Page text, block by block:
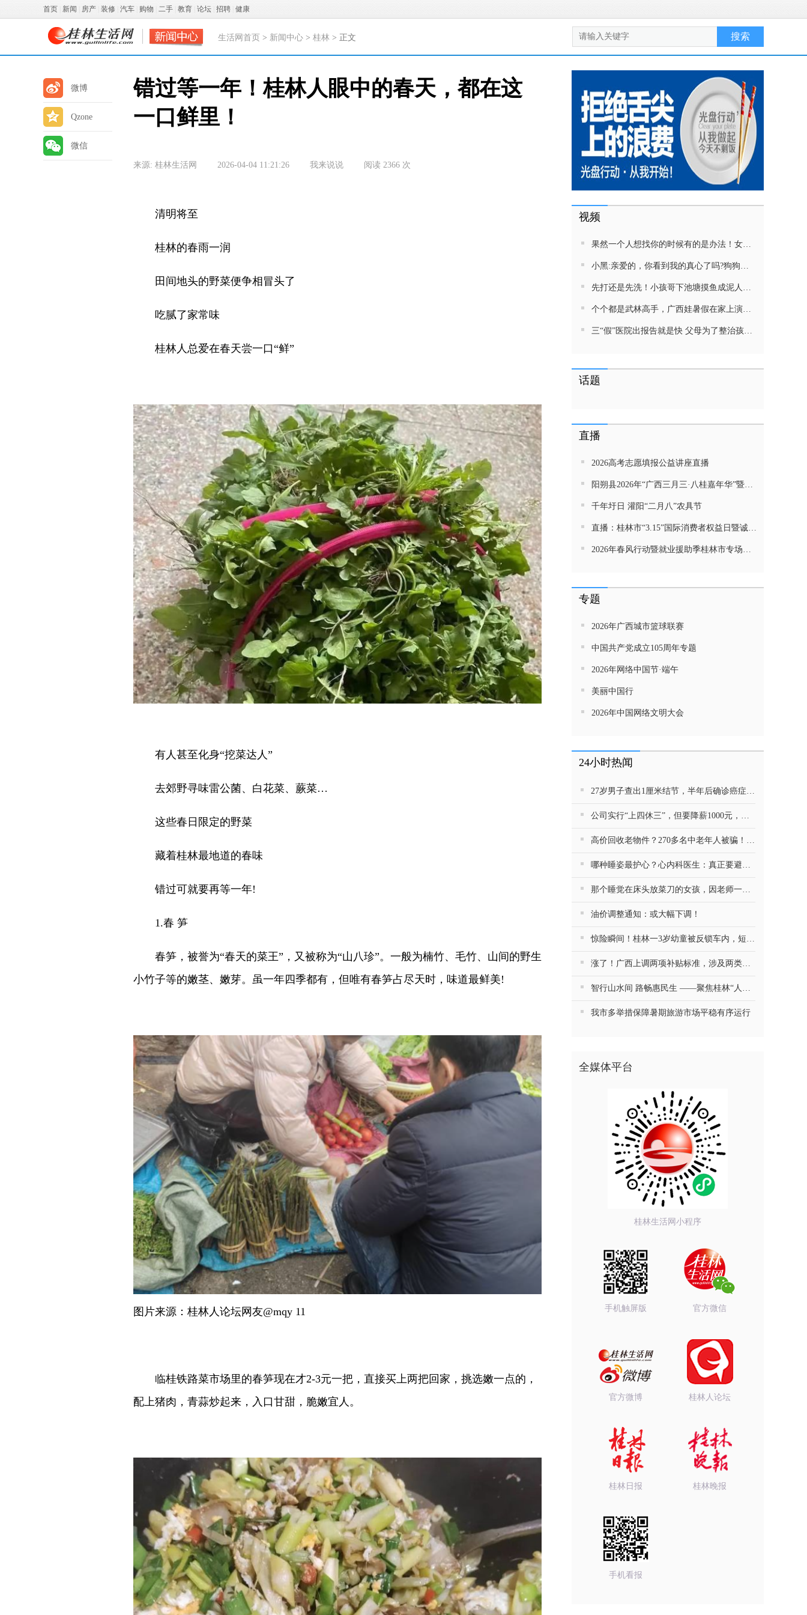
首页 新闻 房产 装修 汽车 购物 二手 教育 论坛 招聘 健康
生活网首页 > 新闻中心 > 桂林 > 正文
微博
Qzone
微信
错过等一年！桂林人眼中的春天，都在这
一口鲜里！
来源: 桂林生活网 2026-04-04 11:21:26 我来说说 阅读 2366 次
清明将至
桂林的春雨一润
田间地头的野菜便争相冒头了
吃腻了家常味
桂林人总爱在春天尝一口“鲜”
有人甚至化身“挖菜达人”
去郊野寻味雷公菌、白花菜、蕨菜…
这些春日限定的野菜
藏着桂林最地道的春味
错过可就要再等一年!
1.春 笋
春笋，被誉为“春天的菜王”，又被称为“山八珍”。一般为楠竹、毛竹、山间的野生
小竹子等的嫩茎、嫩芽。虽一年四季都有，但唯有春笋占尽天时，味道最鲜美!
图片来源：桂林人论坛网友@mqy 11
临桂铁路菜市场里的春笋现在才2-3元一把，直接买上两把回家，挑选嫩一点的，
配上猪肉，青蒜炒起来，入口甘甜，脆嫩宜人。
视频
果然一个人想找你的时候有的是办法！女生吵架将男友拉黑，结果男友给家里狗打电话了！汪：吵死了，一会就去把号码注销
小黑:亲爱的，你看到我的真心了吗?狗狗雨中等好朋狗不愿离去，网友:确实搞笑，黄黄都有男朋友，你却没有
先打还是先洗！小孩哥下池塘摸鱼成泥人！网友：这才是童年该有的样子，好怀念
个个都是武林高手，广西娃暑假在家上演武侠片，80后90后:以前我们也这样玩
三“假”医院出报告就是快 父母为了整治孩子少吃零食想尽了办法 网友：“又有”笑死我了
话题
直播
2026高考志愿填报公益讲座直播
阳朔县2026年“广西三月三·八桂嘉年华”暨金龙巡游活动直播
千年圩日 灌阳“二月八”农具节
直播：桂林市“3.15”国际消费者权益日暨诚信教育主题活动网民面对面活动
2026年春风行动暨就业援助季桂林市专场招聘活动直播带岗
专题
2026年广西城市篮球联赛
中国共产党成立105周年专题
2026年网络中国节·端午
美丽中国行
2026年中国网络文明大会
24小时热闻
27岁男子查出1厘米结节，半年后确诊癌症！这种病很会伪装
公司实行“上四休三”，但要降薪1000元，不接受只能辞职……你愿意吗？
高价回收老物件？270多名中老年人被骗！警方提醒
哪种睡姿最护心？心内科医生：真正要避开的是这一种
那个睡觉在床头放菜刀的女孩，因老师一句“跟我回家”改写了人生
油价调整通知：或大幅下调！
惊险瞬间！桂林一3岁幼童被反锁车内，短短数分钟险窒息…
涨了！广西上调两项补贴标准，涉及两类人群
智行山水间 路畅惠民生 ——聚焦桂林“人工智能+交通运输”的探索与实践
我市多举措保障暑期旅游市场平稳有序运行
全媒体平台
桂林生活网小程序
手机触屏版 官方微信
官方微博 桂林人论坛
桂林日报 桂林晚报
手机看报